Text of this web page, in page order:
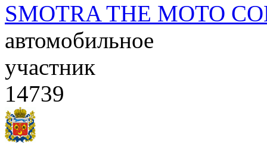
SMOTRA THE MOTO
автомобильное
участник
14739